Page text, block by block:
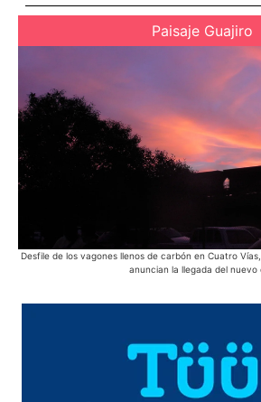
Paisaje Guajiro
Desfile de los vagones llenos de carbón en Cuatro
anuncian la llegada del nuevo